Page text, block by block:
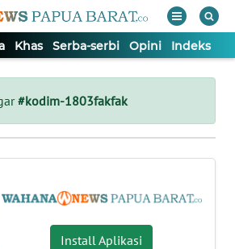
Khas Serba-serbi Opini Indeks
#kodim-1803fakfak
Install Aplikasi